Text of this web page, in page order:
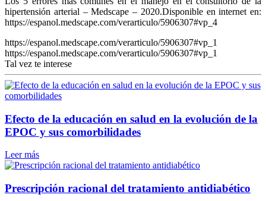
hipertensión arterial – Medscape – 2020.Disponible en internet en:
https://espanol.medscape.com/verarticulo/5906307#vp_4
https://espanol.medscape.com/verarticulo/5906307#vp_1
https://espanol.medscape.com/verarticulo/5906307#vp_1
Tal vez te interese
Efecto de la educación en salud en la evolución de la
EPOC y sus comorbilidades
Leer más
Prescripción racional del tratamiento antidiabético